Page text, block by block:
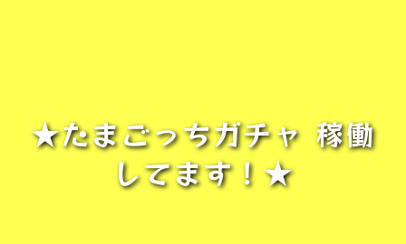
★たまごっちガチャ 稼働
してます！★